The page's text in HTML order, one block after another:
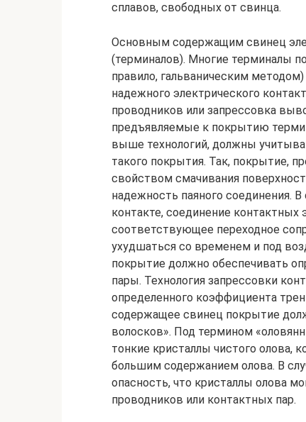
сплавов, свободных от свинца.
Основным содержащим свинец
(терминалов). Многие терминалы
правило, гальваническим
надежного электрического
проводников или запрессовка
предъявляемые к покрытию
выше технологий, должны
такого покрытия. Так, покрытие,
свойством смачивания
надежность паяного соединения.
контакте, соединение
соответствующее переходное
ухудшаться со временем и под
покрытие должно обеспечивать
пары. Технология запрессовки
определенного коэффициента
содержащее свинец покрытие
волосков». Под термином
тонкие кристаллы чистого олова,
большим содержанием олова. В
опасность, что кристаллы олова
проводников или контактных пар.